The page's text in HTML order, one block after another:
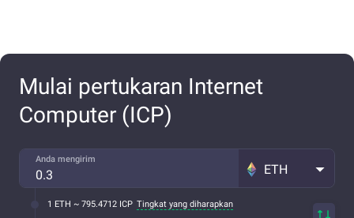
Mulai pertukaran Internet
Computer (ICP)
Anda mengirim
ETH
1 ETH ~ 795.4712 ICP Tingkat yang diharapkan